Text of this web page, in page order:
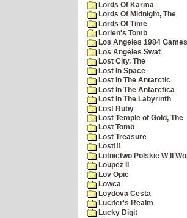
Lords Of Karma
Lords Of Midnight, The
Lords Of Time
Lorien's Tomb
Los Angeles 1984 Games
Los Angeles Swat
Lost City, The
Lost In Space
Lost In The Antarctic
Lost In The Antarctica
Lost In The Labyrinth
Lost Ruby
Lost Temple of Gold, The
Lost Tomb
Lost Treasure
Lost!!!
Lotnictwo Polskie W II
Loupez II
Lov Opic
Lowca
Loydova Cesta
Lucifer's Realm
Lucky Digit